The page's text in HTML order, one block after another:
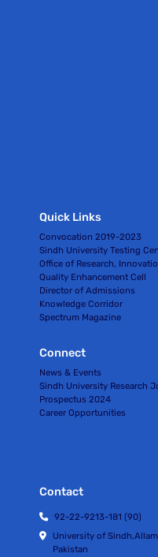
Quick Links
Convocation 2019-2023
Sindh University Testing
Office of Research,
Quality Enhancement Cell
Director of Admissions
Knowledge Corridor
Spectrum Magazine
Connect
News & Events
Sindh University Research
Prospectus 2024
Career Opportunities
Contact
92-22-9213-181 (90)
University of
Pakistan